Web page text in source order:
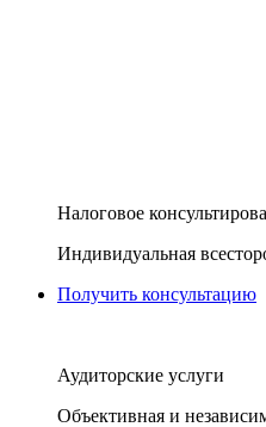
Налоговое
Индивидуальная
Получить консультацию
Аудиторские услуги
Объективная и